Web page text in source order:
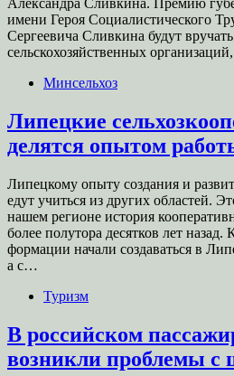
Александра Сливкина. Премию
имени Героя Социалистического
Сергеевича Сливкина будут
сельскохозяйственных
Минсельхоз
Липецкие
делятся опытом
Липецкому опыту создания и
едут учиться из других областей.
нашем регионе история
более полутора десятков лет назад.
формации начали создаваться в
а с…
Туризм
В российском
возникли проблемы с